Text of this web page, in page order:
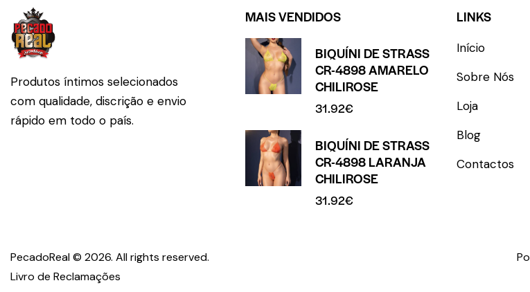
Produtos íntimos selecionados
com qualidade, discrição e envio
rápido em todo o país.
MAIS VENDIDOS
BIQUÍNI DE STRASS
CR-4898 AMARELO
CHILIROSE
31.92€
BIQUÍNI DE STRASS
CR-4898 LARANJA
CHILIROSE
31.92€
LINKS
Início
Sobre Nós
Loja
Blog
Contactos
PecadoReal © 2026. All rights reserved.
Livro de Reclamações